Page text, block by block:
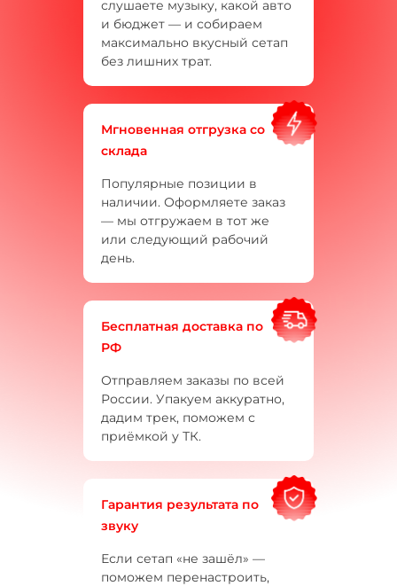
слушаете музыку, какой авто
и бюджет — и собираем
максимально вкусный сетап
без лишних трат.
Мгновенная отгрузка со
склада
Популярные позиции в
наличии. Оформляете заказ
— мы отгружаем в тот же
или следующий рабочий
день.
Бесплатная доставка по
РФ
Отправляем заказы по всей
России. Упакуем аккуратно,
дадим трек, поможем с
приёмкой у ТК.
Гарантия результата по
звуку
Если сетап «не зашёл» —
поможем перенастроить,